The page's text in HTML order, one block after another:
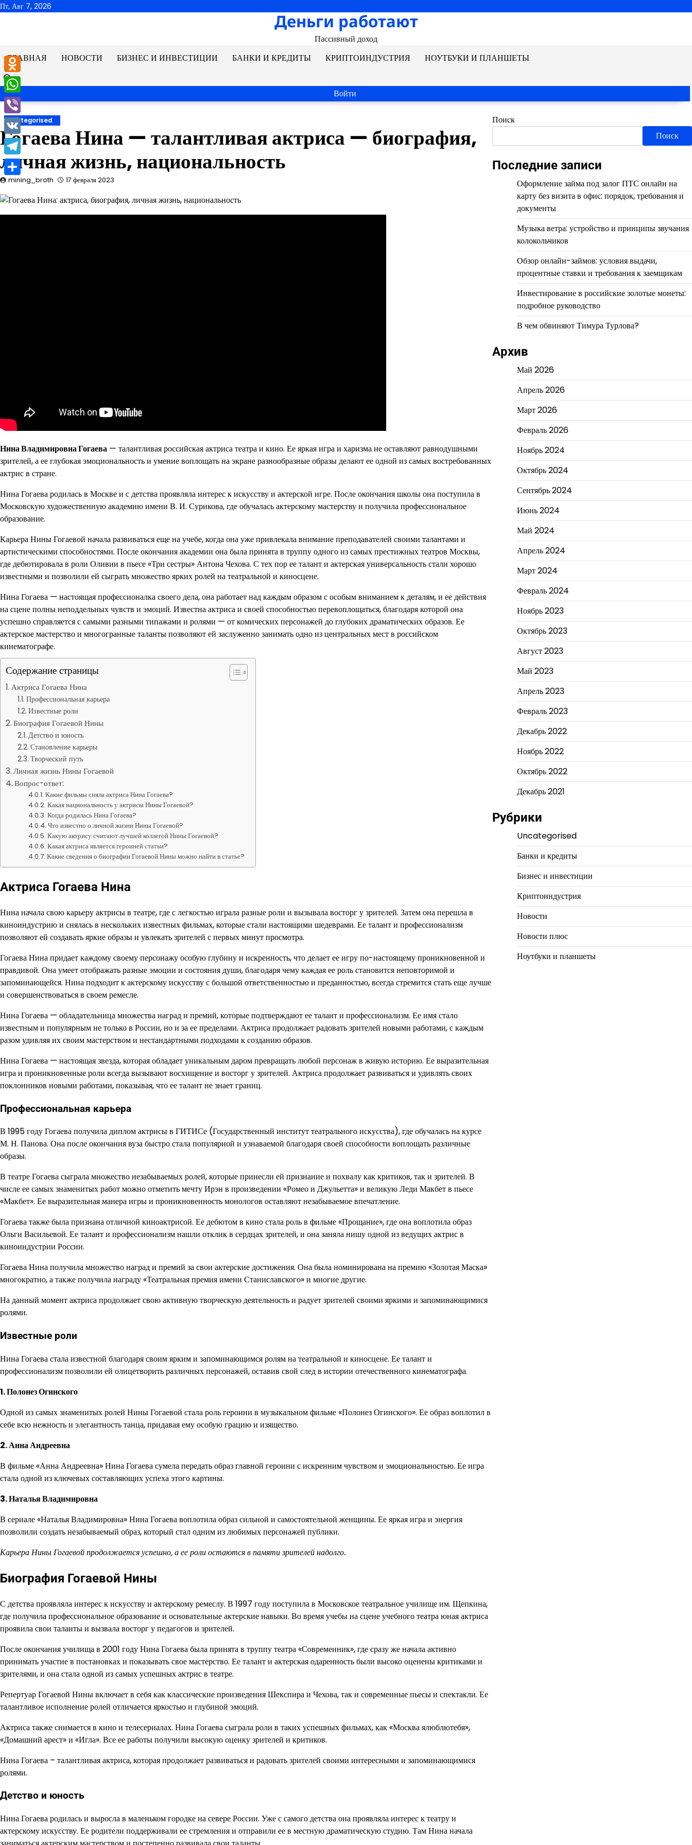
Перейти
Пт, Авг 7, 2026
Деньги работают
Пассивный доход
ГЛАВНАЯ
НОВОСТИ БИЗНЕС И ИНВЕСТИЦИИ БАНКИ И КРЕДИТЫ КРИПТОИНДУСТРИЯ НОУТБУКИ И ПЛАНШЕТЫ
Войти
Uncategorised
Гогаева Нина — талантливая актриса — биография,
личная жизнь, национальность
mining_broth 17 февраля 2023
Нина Владимировна Гогаева — талантливая российская актриса театра и кино. Ее яркая игра и харизма не оставляют равнодушными
зрителей, а ее глубокая эмоциональность и умение воплощать на экране разнообразные образы делают ее одной из самых востребованных
актрис в стране.
Нина Гогаева родилась в Москве и с детства проявляла интерес к искусству и актерской игре. После окончания школы она поступила в
Московскую художественную академию имени В. И. Сурикова, где обучалась актерскому мастерству и получила профессиональное
образование.
Карьера Нины Гогаевой начала развиваться еще на учебе, когда она уже привлекала внимание преподавателей своими талантами и
артистическими способностями. После окончания академии она была принята в труппу одного из самых престижных театров Москвы,
где дебютировала в роли Оливии в пьесе «Три сестры» Антона Чехова. С тех пор ее талант и актерская универсальность стали хорошо
известными и позволили ей сыграть множество ярких ролей на театральной и киносцене.
Нина Гогаева — настоящая профессионалка своего дела, она работает над каждым образом с особым вниманием к деталям, и ее действия
на сцене полны неподдельных чувств и эмоций. Известна актриса и своей способностью перевоплощаться, благодаря которой она
успешно справляется с самыми разными типажами и ролями — от комических персонажей до глубоких драматических образов. Ее
актерское мастерство и многогранные таланты позволяют ей заслуженно занимать одно из центральных мест в российском
кинематографе.
Содержание страницы
Актриса Гогаева Нина
Профессиональная карьера
Известные роли
Биография Гогаевой Нины
Детство и юность
Становление карьеры
Творческий путь
Личная жизнь Нины Гогаевой
Вопрос-ответ:
Какие фильмы сняла актриса Нина Гогаева?
Какая национальность у актрисы Нины Гогаевой?
Когда родилась Нина Гогаева?
Что известно о личной жизни Нины Гогаевой?
Какую актрису считают лучшей коллегой Нины Гогаевой?
Какая актриса является героиней статьи?
Какие сведения о биографии Гогаевой Нины можно найти в статье?
Актриса Гогаева Нина
Нина начала свою карьеру актрисы в театре, где с легкостью играла разные роли и вызывала восторг у зрителей. Затем она перешла в
киноиндустрию и снялась в нескольких известных фильмах, которые стали настоящими шедеврами. Ее талант и профессионализм
позволяют ей создавать яркие образы и увлекать зрителей с первых минут просмотра.
Гогаева Нина придает каждому своему персонажу особую глубину и искренность, что делает ее игру по-настоящему проникновенной и
правдивой. Она умеет отображать разные эмоции и состояния души, благодаря чему каждая ее роль становится неповторимой и
запоминающейся. Нина подходит к актерскому искусству с большой ответственностью и преданностью, всегда стремится стать еще лучше
и совершенствоваться в своем ремесле.
Нина Гогаева — обладательница множества наград и премий, которые подтверждают ее талант и профессионализм. Ее имя стало
известным и популярным не только в России, но и за ее пределами. Актриса продолжает радовать зрителей новыми работами, с каждым
разом удивляя их своим мастерством и нестандартными подходами к созданию образов.
Нина Гогаева — настоящая звезда, которая обладает уникальным даром превращать любой персонаж в живую историю. Ее выразительная
игра и проникновенные роли всегда вызывают восхищение и восторг у зрителей. Актриса продолжает развиваться и удивлять своих
поклонников новыми работами, показывая, что ее талант не знает границ.
Профессиональная карьера
В 1995 году Гогаева получила диплом актрисы в ГИТИСе (Государственный институт театрального искусства), где обучалась на курсе
М. Н. Панова. Она после окончания вуза быстро стала популярной и узнаваемой благодаря своей способности воплощать различные
образы.
В театре Гогаева сыграла множество незабываемых ролей, которые принесли ей признание и похвалу как критиков, так и зрителей. В
числе ее самых знаменитых работ можно отметить мечту Ирэн в произведении «Ромео и Джульетта» и великую Леди Макбет в пьесе
«Макбет». Ее выразительная манера игры и проникновенность монологов оставляют незабываемое впечатление.
Гогаева также была признана отличной киноактрисой. Ее дебютом в кино стала роль в фильме «Прощание», где она воплотила образ
Ольги Васильевой. Ее талант и профессионализм нашли отклик в сердцах зрителей, и она заняла нишу одной из ведущих актрис в
киноиндустрии России.
Гогаева Нина получила множество наград и премий за свои актерские достижения. Она была номинирована на премию «Золотая Маска»
многократно, а также получила награду «Театральная премия имени Станиславского» и многие другие.
На данный момент актриса продолжает свою активную творческую деятельность и радует зрителей своими яркими и запоминающимися
ролями.
Известные роли
Нина Гогаева стала известной благодаря своим ярким и запоминающимся ролям на театральной и киносцене. Ее талант и
профессионализм позволили ей олицетворить различных персонажей, оставив свой след в истории отечественного кинематографа.
1. Полонез Огинского
Одной из самых знаменитых ролей Нины Гогаевой стала роль героини в музыкальном фильме «Полонез Огинского». Ее образ воплотил в
себе всю нежность и элегантность танца, придавая ему особую грацию и изящество.
2. Анна Андреевна
В фильме «Анна Андреевна» Нина Гогаева сумела передать образ главной героини с искренним чувством и эмоциональностью. Ее игра
стала одной из ключевых составляющих успеха этого картины.
3. Наталья Владимировна
В сериале «Наталья Владимировна» Нина Гогаева воплотила образ сильной и самостоятельной женщины. Ее яркая игра и энергия
позволили создать незабываемый образ, который стал одним из любимых персонажей публики.
Карьера Нины Гогаевой продолжается успешно, а ее роли остаются в памяти зрителей надолго.
Биография Гогаевой Нины
С детства проявляла интерес к искусству и актерскому ремеслу. В 1997 году поступила в Московское театральное училище им. Щепкина,
где получила профессиональное образование и основательные актерские навыки. Во время учебы на сцене учебного театра юная актриса
проявила свои таланты и вызвала восторг у педагогов и зрителей.
После окончания училища в 2001 году Нина Гогаева была принята в труппу театра «Современник», где сразу же начала активно
принимать участие в постановках и показывать свое мастерство. Ее талант и актерская одаренность были высоко оценены критиками и
зрителями, и она стала одной из самых успешных актрис в театре.
Репертуар Гогаевой Нины включает в себя как классические произведения Шекспира и Чехова, так и современные пьесы и спектакли. Ее
талантливое исполнение ролей отличается яркостью и глубиной эмоций.
Актриса также снимается в кино и телесериалах. Нина Гогаева сыграла роли в таких успешных фильмах, как «Москва ялюблютебя»,
«Домашний арест» и «Игла». Все ее работы получили высокую оценку зрителей и критиков.
Нина Гогаева – талантливая актриса, которая продолжает развиваться и радовать зрителей своими интересными и запоминающимися
ролями.
Детство и юность
Нина Гогаева родилась и выросла в маленьком городке на севере России. Уже с самого детства она проявляла интерес к театру и
актерскому искусству. Ее родители поддерживали ее стремления и отправили ее в местную драматическую студию. Там Нина начала
Поиск
Поиск
Последние записи
Оформление займа под залог ПТС онлайн на
карту без визита в офис: порядок, требования и
документы
Музыка ветра: устройство и принципы звучания
колокольчиков
Обзор онлайн-займов: условия выдачи,
процентные ставки и требования к заемщикам
Инвестирование в российские золотые монеты:
подробное руководство
В чем обвиняют Тимура Турлова?
Архив
Май 2026
Апрель 2026
Март 2026
Февраль 2026
Ноябрь 2024
Октябрь 2024
Сентябрь 2024
Июнь 2024
Май 2024
Апрель 2024
Март 2024
Февраль 2024
Ноябрь 2023
Октябрь 2023
Август 2023
Май 2023
Апрель 2023
Февраль 2023
Декабрь 2022
Ноябрь 2022
Октябрь 2022
Декабрь 2021
Рубрики
Uncategorised
Банки и кредиты
Бизнес и инвестиции
Криптоиндустрия
Новости
Новости плюс
Ноутбуки и планшеты
Odnoklassniki
WhatsApp
Viber
VK
Telegram
Отправить